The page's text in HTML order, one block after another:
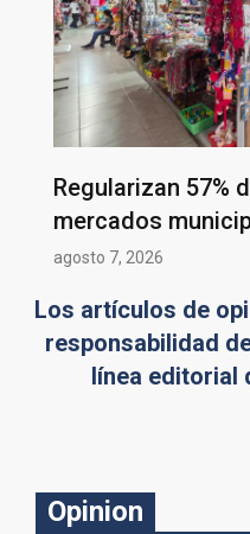
Regularizan 57%
mercados
agosto 7, 2026
Los artículos de
responsabilidad
línea editorial
Opinion